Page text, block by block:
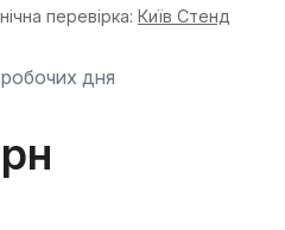
перевірка: Київ Стенд
дня